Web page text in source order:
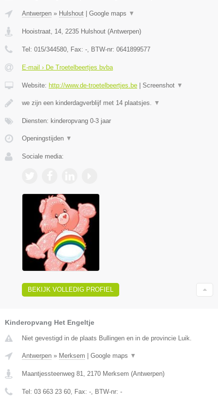
Antwerpen » Hulshout Google maps ▼
Hooistraat, 14 2235 Hulshout (Antwerpen)
Tel: 015/344580 , Fax: - , BTW-nr: 0641899577
E-mail › De Troetelbeertjes bvba
Website: http://www.de-troetelbeertjes.be Screenshot ▼
we zijn een kinderdagverblijf met 14 plaatsjes. ▼
Diensten: kinderopvang 0-3 jaar
Openingstijden ▼
Sociale media:
BEKIJK VOLLEDIG PROFIEL
Kinderopvang Het Engeltje
Niet gevestigd in de plaats Bullingen en in de provincie Luik.
Antwerpen » Merksem Google maps ▼
Maantjessteenweg 81 2170 Merksem (Antwerpen)
Tel: 03 663 23 60 , Fax: - , BTW-nr: -